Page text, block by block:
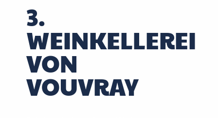
3.
WEINKELLEREI
VON
VOUVRAY